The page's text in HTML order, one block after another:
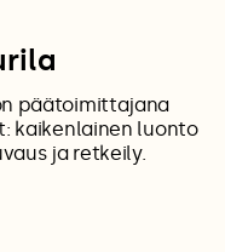
päätoimittajana
kaikenlainen luonto
ja retkeily.